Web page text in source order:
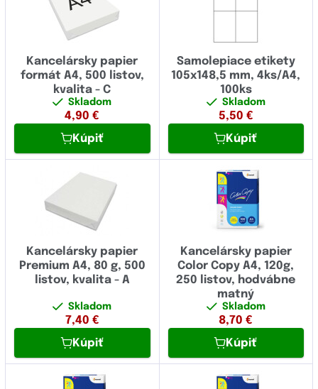
Kancelársky papier
formát A4, 500 listov,
kvalita - C
Skladom
4,90 €
Kúpiť
Samolepiace etikety
105x148,5 mm, 4ks/A4,
100ks
Skladom
5,50 €
Kúpiť
Kancelársky papier
Premium A4, 80 g, 500
listov, kvalita - A
Skladom
7,40 €
Kúpiť
Kancelársky papier
Color Copy A4, 120g,
250 listov, hodvábne
matný
Skladom
8,70 €
Kúpiť